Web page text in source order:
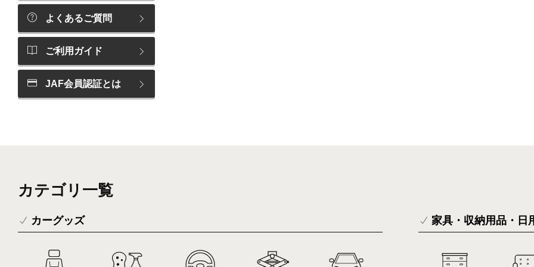
よくあるご質問
ご利用ガイド
JAF会員認証とは
カテゴリ一覧
カーグッズ 家具・収納用品・日